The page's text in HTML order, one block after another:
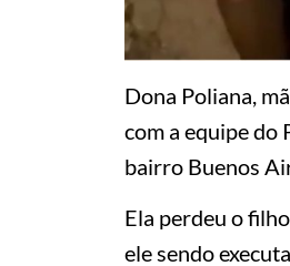
Dona Poliana,
com a equipe do
bairro Buenos
Ela perdeu o
ele sendo